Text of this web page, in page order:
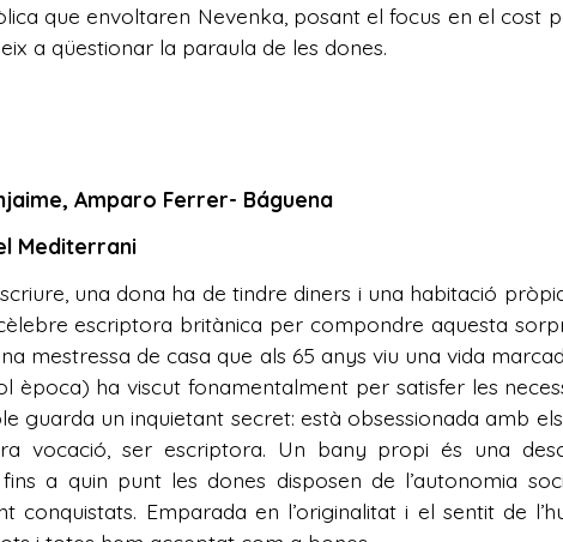
que envoltaren Nevenka, posant el focus en el cost
a qüestionar la paraula de les dones.
Amparo Ferrer- Báguena
Mediterrani
una dona ha de tindre diners i una habitació
escriptora britànica per compondre aquesta
mestressa de casa que als 65 anys viu una vida
època) ha viscut fonamentalment per satisfer les
guarda un inquietant secret: està obsessionada amb
vocació, ser escriptora. Un bany propi és una
a quin punt les dones disposen de l’autonomia
Emparada en l’originalitat i el sentit de